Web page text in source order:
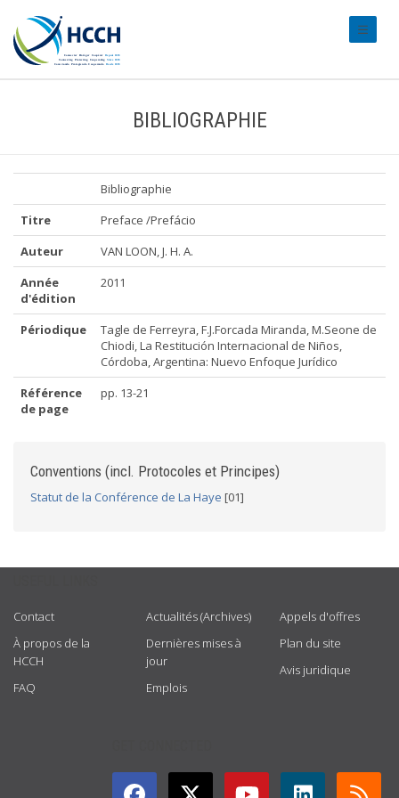
BIBLIOGRAPHIE
Bibliographie
Titre
Preface /Prefácio
Auteur
VAN LOON, J. H. A.
Année
d'édition
2011
Périodique
Tagle de Ferreyra, F.J.Forcada Miranda, M.Seone de
Chiodi, La Restitución Internacional de Niños,
Córdoba, Argentina: Nuevo Enfoque Jurídico
Référence
de page
pp. 13-21
Conventions (incl. Protocoles et Principes)
Statut de la Conférence de La Haye [01]
Contact
À propos de la
HCCH
FAQ
Actualités (Archives)
Dernières mises à
jour
Emplois
Appels d'offres
Plan du site
Avis juridique